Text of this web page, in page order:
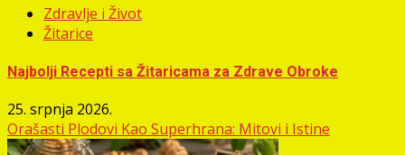
Zdravlje i Život
Žitarice
Najbolji Recepti sa Žitaricama za Zdrave Obroke
25. srpnja 2026.
Orašasti Plodovi Kao Superhrana: Mitovi i Istine